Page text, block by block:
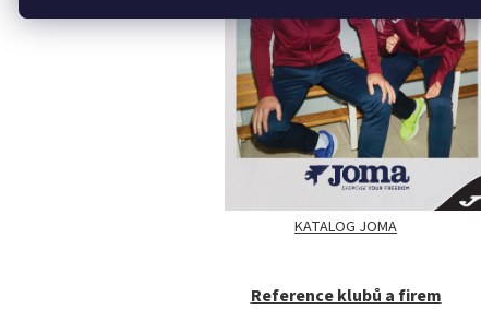
KATALOG JOMA
Reference klubů a firem